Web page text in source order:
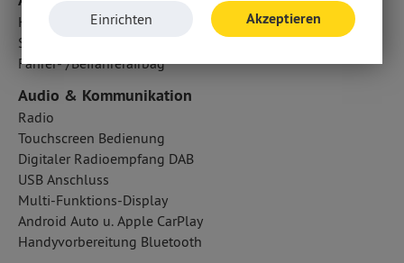
Kopfairbag vorn und hinten
Seitenairbag vorn
Fahrer- /Beifahrerairbag
Audio & Kommunikation
Radio
Touchscreen Bedienung
Digitaler Radioempfang DAB
USB Anschluss
Multi-Funktions-Display
Android Auto u. Apple CarPlay
Handyvorbereitung Bluetooth
Einrichten Akzeptieren